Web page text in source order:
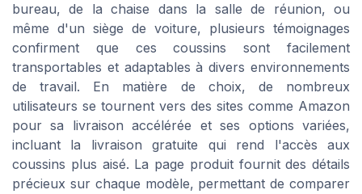
bureau, de la chaise dans la salle de réunion, ou
même d'un siège de voiture, plusieurs témoignages
confirment que ces coussins sont facilement
transportables et adaptables à divers environnements
de travail. En matière de choix, de nombreux
utilisateurs se tournent vers des sites comme Amazon
pour sa livraison accélérée et ses options variées,
incluant la livraison gratuite qui rend l'accès aux
coussins plus aisé. La page produit fournit des détails
précieux sur chaque modèle, permettant de comparer